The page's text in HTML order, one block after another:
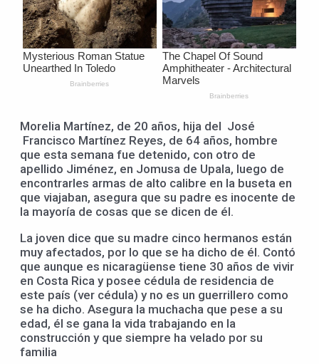
Morelia Martínez, de 20 años, hija del José
Francisco Martínez Reyes, de 64 años, hombre
que esta semana fue detenido, con otro de
apellido Jiménez, en Jomusa de Upala, luego de
encontrarles armas de alto calibre en la buseta en
que viajaban, asegura que su padre es inocente de
la mayoría de cosas que se dicen de él.
La joven dice que su madre cinco hermanos están
muy afectados, por lo que se ha dicho de él. Contó
que aunque es nicaragüense tiene 30 años de vivir
en Costa Rica y posee cédula de residencia de
este país (ver cédula) y no es un guerrillero como
se ha dicho. Asegura la muchacha que pese a su
edad, él se gana la vida trabajando en la
construcción y que siempre ha velado por su
familia